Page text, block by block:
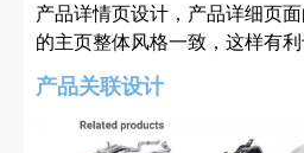
产品详情页设计，产品详细页
的主页整体风格一致，这样有利
产品关联设计